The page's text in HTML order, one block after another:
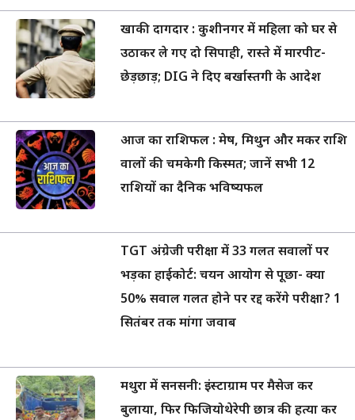
खाकी दागदार : कुशीनगर में महिला को घर से
उठाकर ले गए दो सिपाही, रास्ते में मारपीट-
छेड़छाड़; DIG ने दिए बर्खास्तगी के आदेश
आज का राशिफल : मेष, मिथुन और मकर राशि
वालों की चमकेगी किस्मत; जानें सभी 12
राशियों का दैनिक भविष्यफल
TGT अंग्रेजी परीक्षा में 33 गलत सवालों पर
भड़का हाईकोर्ट: चयन आयोग से पूछा- क्या
50% सवाल गलत होने पर रद्द करेंगे परीक्षा? 1
सितंबर तक मांगा जवाब
मथुरा में सनसनी: इंस्टाग्राम पर मैसेज कर
बुलाया, फिर फिजियोथेरेपी छात्र की हत्या कर